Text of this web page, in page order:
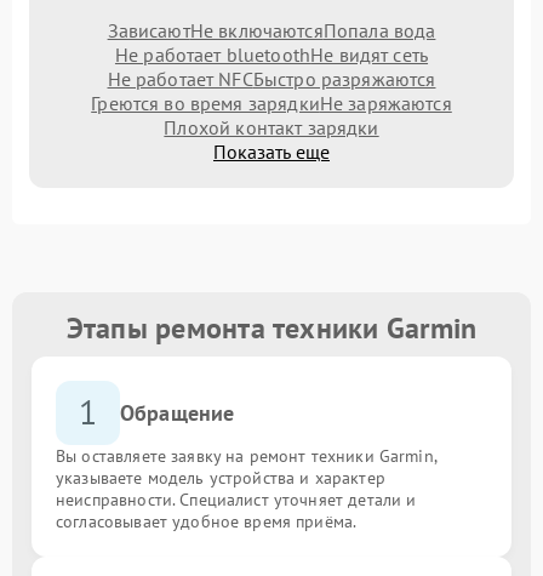
ЗависаютНе включаютсяПопала вода
Не работает bluetoothНе видят сеть
Не работает NFCБыстро разряжаются
Греются во время зарядкиНе заряжаются
Плохой контакт зарядки
Показать еще
Этапы ремонта техники Garmin
1 Обращение
Вы оставляете заявку на ремонт техники Garmin,
указываете модель устройства и характер
неисправности. Специалист уточняет детали и
согласовывает удобное время приёма.